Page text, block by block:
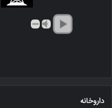
داروخانه